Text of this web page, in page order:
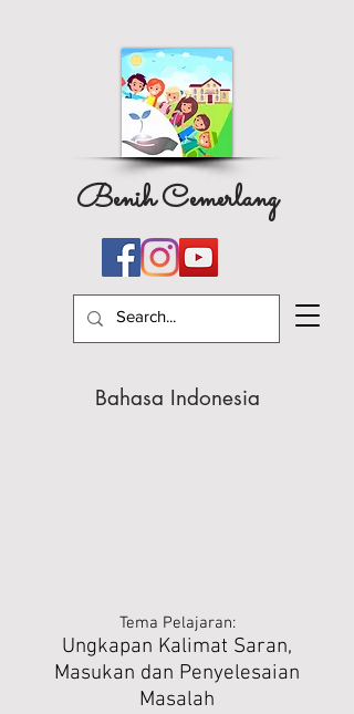
Benih Cemerlang
Bahasa Indonesia
Tema Pelajaran:
Ungkapan Kalimat Saran,
Masukan dan Penyelesaian
Masalah